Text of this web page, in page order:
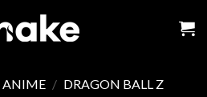
ANIME / DRAGON BALL Z